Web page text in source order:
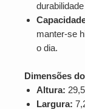
manter-se
o dia.
Dimensões
Altura:
Largura: